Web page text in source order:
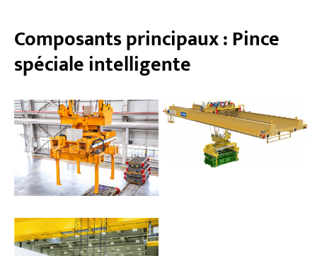
Composants principaux : Pince
spéciale intelligente